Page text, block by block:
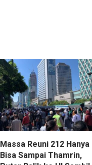
Massa Reuni 212 Hanya
Bisa Sampai Thamrin,